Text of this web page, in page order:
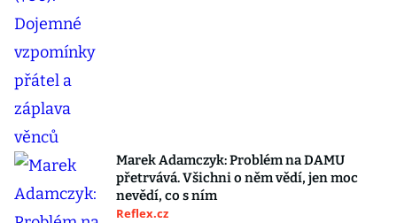
Marek Adamczyk: Problém na DAMU
přetrvává. Všichni o něm vědí, jen moc
nevědí, co s ním
Reflex.cz